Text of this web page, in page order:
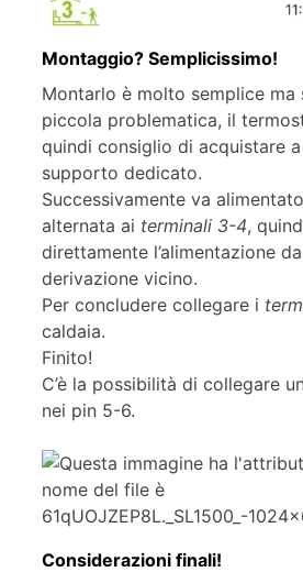
Montaggio? Semplicissimo!
Montarlo è molto semplice ma
piccola problematica, il
quindi consiglio di acquistare
supporto dedicato.
Successivamente va
alternata ai terminali 3-4,
direttamente l’alimentazione
derivazione vicino.
Per concludere collegare i
caldaia.
Finito!
C’è la possibilità di collegare
nei pin 5-6.
Considerazioni finali!